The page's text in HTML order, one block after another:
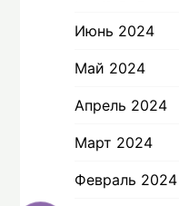
Июнь 2024
Май 2024
Апрель 2024
Март 2024
Февраль 2024